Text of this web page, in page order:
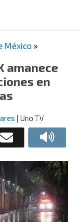
México »
amanece
en
| Uno TV